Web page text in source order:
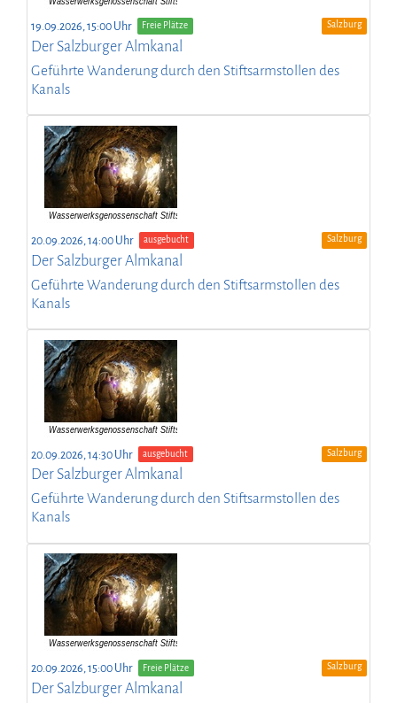
19.09.2026, 15:00 Uhr Freie Plätze Salzburg
Der Salzburger Almkanal
Geführte Wanderung durch den Stiftsarmstollen des
Kanals
20.09.2026, 14:00 Uhr ausgebucht Salzburg
Der Salzburger Almkanal
Geführte Wanderung durch den Stiftsarmstollen des
Kanals
20.09.2026, 14:30 Uhr ausgebucht Salzburg
Der Salzburger Almkanal
Geführte Wanderung durch den Stiftsarmstollen des
Kanals
20.09.2026, 15:00 Uhr Freie Plätze Salzburg
Der Salzburger Almkanal